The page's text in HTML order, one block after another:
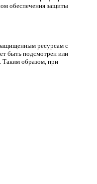
обеспечения защиты
ресурсам с
быть подсмотрен или
Таким образом, при